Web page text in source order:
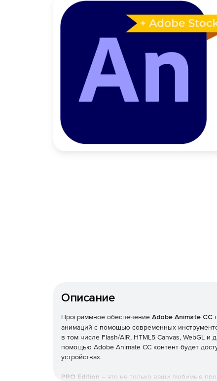
Описание
Программное обеспечение Adobe Animate CC
анимаций с помощью современных
в том числе Flash/AIR, HTML5 Canvas, WebGL
помощью Adobe Animate CC контент будет
устройствах.
PRO Edition – это не только ваши любимые